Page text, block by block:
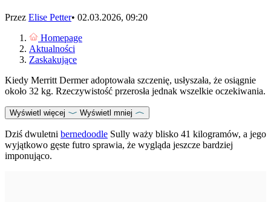
Przez Elise Petter• 02.03.2026, 09:20
Homepage
Aktualności
Zaskakujące
Kiedy Merritt Dermer adoptowała szczenię, usłyszała, że osiągnie
około 32 kg. Rzeczywistość przerosła jednak wszelkie oczekiwania.
Wyświetl więcej Wyświetl mniej
Dziś dwuletni bernedoodle Sully waży blisko 41 kilogramów, a jego
wyjątkowo gęste futro sprawia, że wygląda jeszcze bardziej
imponująco.